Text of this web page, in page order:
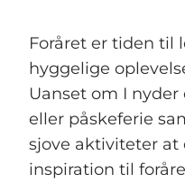
Foråret er tiden til
hyggelige
Uanset om I
eller påskeferie
sjove aktiviteter at
inspiration til